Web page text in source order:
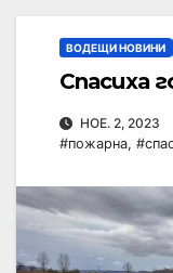
ВОДЕЩИ НОВИНИ
Спасиха
НОЕ. 2, 2023
#пожарна,